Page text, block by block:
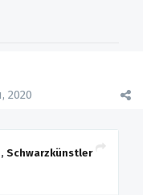
2020
Schwarzkünstler